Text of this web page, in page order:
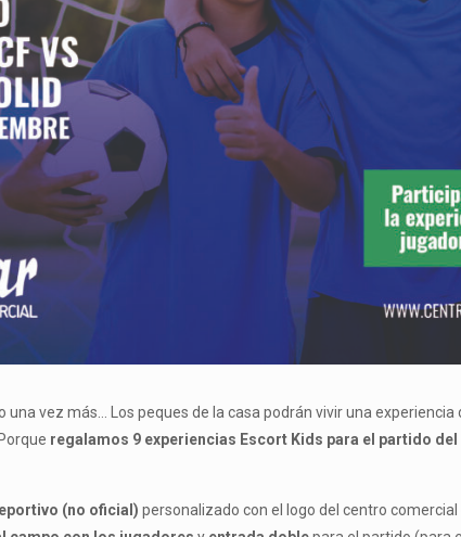
una vez más… Los peques de la casa podrán vivir una experiencia
regalamos 9 experiencias Escort Kids para el partido
(no oficial) personalizado con el logo del centro